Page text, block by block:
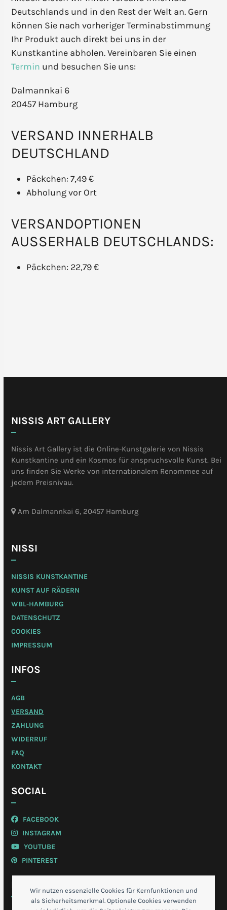
Wir nutzen essenzielle Cookies für Kernfunktionen und
als Sicherheitsmerkmal. Optionale Cookies verwenden
Deutschlands und in den Rest der Welt an. Gern
können Sie nach vorheriger Terminabstimmung
Ihr Produkt auch direkt bei uns in der
Kunstkantine abholen. Vereinbaren Sie einen
Termin und besuchen Sie uns:
Dalmannkai 6
20457 Hamburg
VERSAND INNERHALB
DEUTSCHLAND
Päckchen: 7,49 €
Abholung vor Ort
VERSANDOPTIONEN
AUSSERHALB DEUTSCHLANDS:
Päckchen: 22,79 €
NISSIS ART GALLERY
Nissis Art Gallery ist die Online-Kunstgalerie von Nissis
Kunstkantine und ein Kosmos für anspruchsvolle Kunst. Bei
uns finden Sie Werke von internationalem Renommee auf
jedem Preisnivau.
Am Dalmannkai 6, 20457 Hamburg
NISSI
NISSIS KUNSTKANTINE
KUNST AUF RÄDERN
WBL-HAMBURG
DATENSCHUTZ
COOKIES
IMPRESSUM
INFOS
AGB
VERSAND
ZAHLUNG
WIDERRUF
FAQ
KONTAKT
SOCIAL
FACEBOOK
INSTAGRAM
YOUTUBE
PINTEREST
MEIN KONTO